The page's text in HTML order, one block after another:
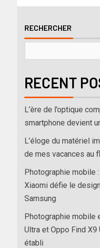
RECHERCHER
RECENT
L’ère de l’optique
smartphone devient
L’éloge du matériel
de mes vacances au
Photographie mobile
Xiaomi défie le
Samsung
Photographie mobile
Ultra et Oppo Find X9
établi